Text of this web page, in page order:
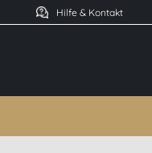
Hilfe & Kontakt